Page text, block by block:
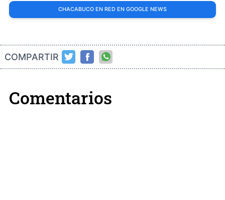
CHACABUCO EN RED EN GOOGLE NEWS
COMPARTIR
Comentarios